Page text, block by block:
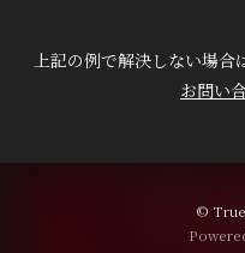
上記の例で解決しない場合
お問い
©